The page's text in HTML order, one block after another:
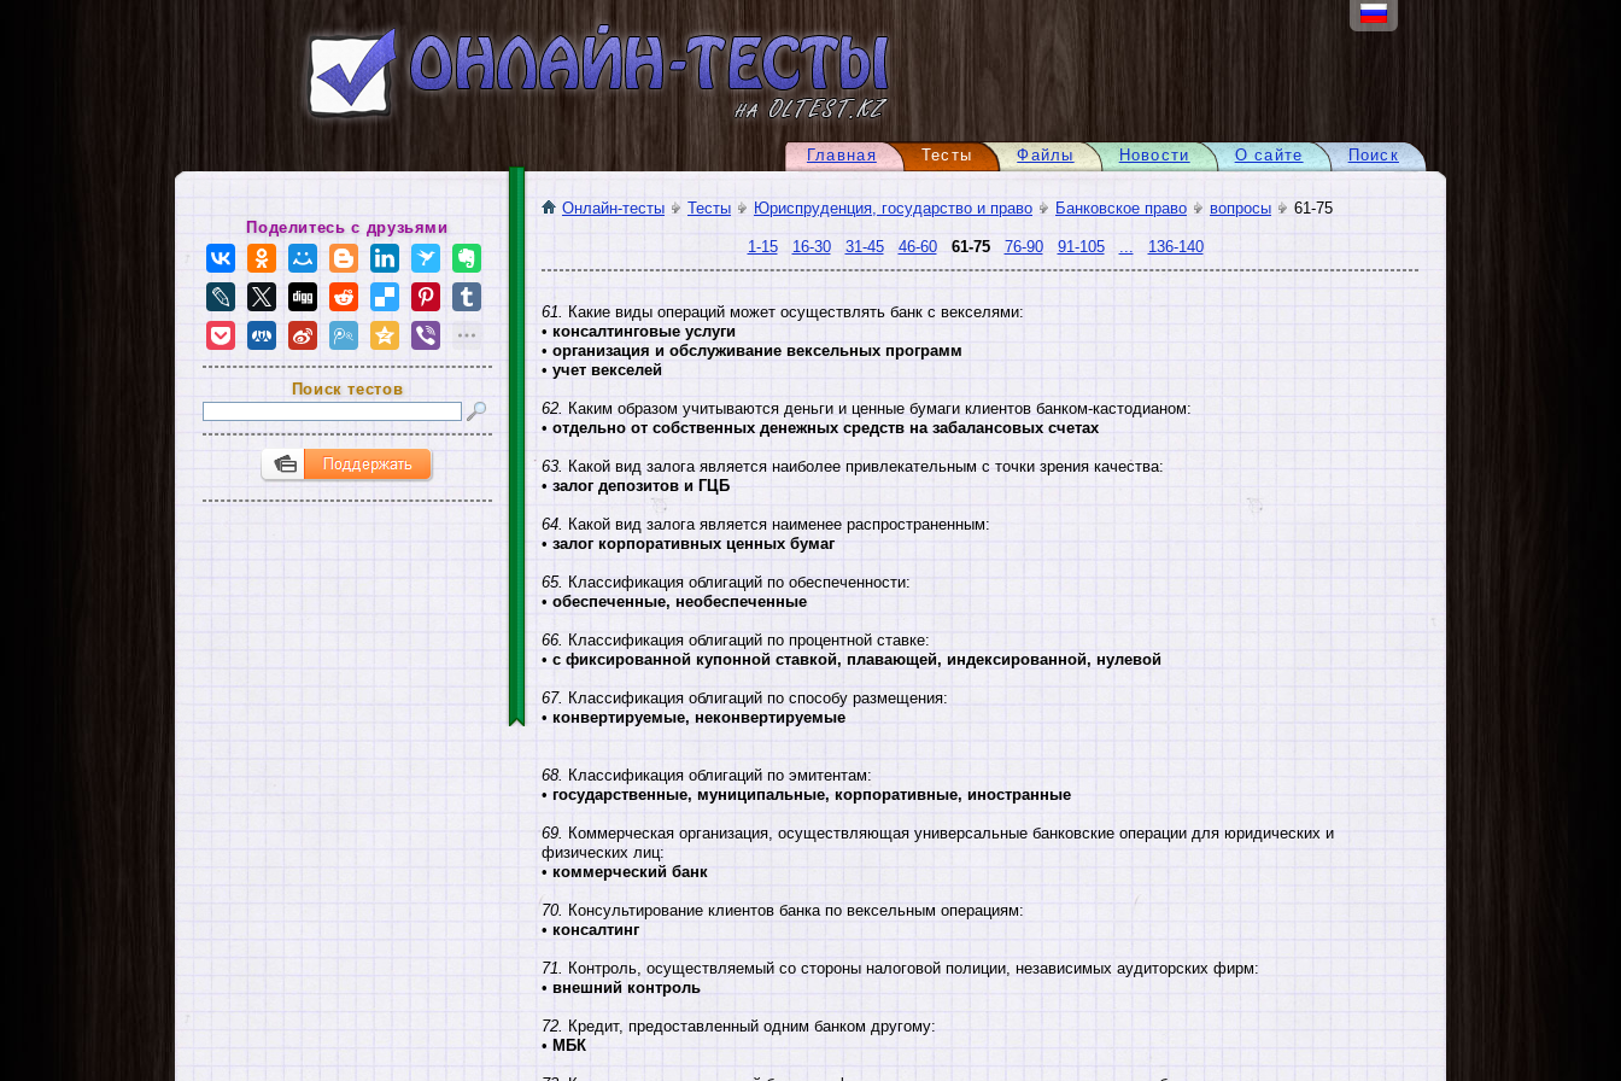
Поиск
О сайте
Новости
Файлы
Тесты
Главная
Онлайн-тесты Тесты Юриспруденция, государство и право Банковское право вопросы 61-75
1-15 16-30 31-45 46-60 61-75 76-90 91-105 136-140
61. Какие виды операций может осуществлять банк с векселями:
• консалтинговые услуги
• организация и обслуживание вексельных программ
• учет векселей
62. Каким образом учитываются деньги и ценные бумаги клиентов банком-кастодианом:
• отдельно от собственных денежных средств на забалансовых счетах
63. Какой вид залога является наиболее привлекательным с точки зрения качества:
• залог депозитов и ГЦБ
64. Какой вид залога является наименее распространенным:
• залог корпоративных ценных бумаг
65. Классификация облигаций по обеспеченности:
• обеспеченные, необеспеченные
66. Классификация облигаций по процентной ставке:
• с фиксированной купонной ставкой, плавающей, индексированной, нулевой
67. Классификация облигаций по способу размещения:
• конвертируемые, неконвертируемые
68. Классификация облигаций по эмитентам:
• государственные, муниципальные, корпоративные, иностранные
69. Коммерческая организация, осуществляющая универсальные банковские операции для юридических и
физических лиц:
• коммерческий банк
70. Консультирование клиентов банка по вексельным операциям:
• консалтинг
71.
Контроль, осуществляемый со стороны налоговой полиции, независимых аудиторских фирм:
• внешний контроль
72. Кредит, предоставленный одним банком другому:
• МБК
Поделитесь с друзьями
Поиск тестов